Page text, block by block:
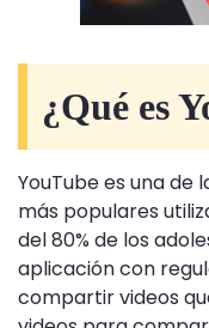
¿Qué es
YouTube es una de
más populares
del 80% de los
aplicación con
compartir videos